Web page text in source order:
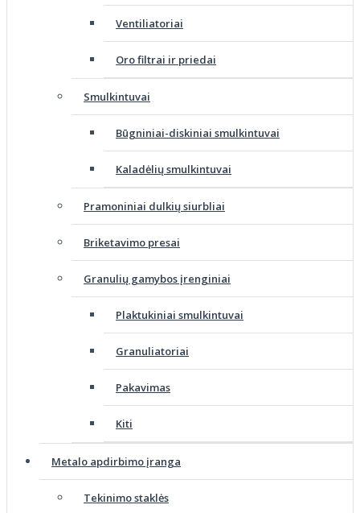
Ventiliatoriai
Oro filtrai ir priedai
Smulkintuvai
Būgniniai-diskiniai smulkintuvai
Kaladėlių smulkintuvai
Pramoniniai dulkių siurbliai
Briketavimo presai
Granulių gamybos įrenginiai
Plaktukiniai smulkintuvai
Granuliatoriai
Pakavimas
Kiti
Metalo apdirbimo įranga
Tekinimo staklės